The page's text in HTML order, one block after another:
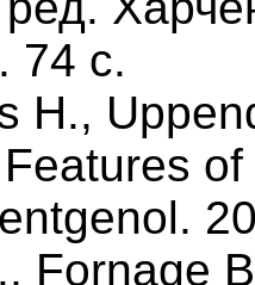
74 с.
H.,
Fornage